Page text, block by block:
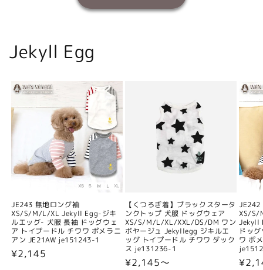
Jekyll Egg
JE243 無地ロング袖
XS/S/M/L/XL Jekyll Egg-ジキ
ルエッグ- 犬服 長袖 ドッグウェ
ア トイプードル チワワ ポメラニ
アン JE21AW je151243-1
通
¥2,145
【くつろぎ着】ブラックスタータ
ンクトップ 犬服 ドッグウェア
XS/S/M/L/XL/XXL/DS/DM ワン
ボヤージュ Jekyllegg ジキルエ
ッグ トイプードル チワワ ダック
ス je131236-1
通
¥2,145〜
JE242
XS/S/
Jekyll
ドッ
ワ ポ
通